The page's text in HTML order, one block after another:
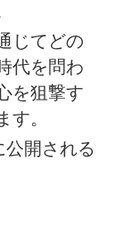
じてどの
代を問わ
を狙撃す
す。
開される